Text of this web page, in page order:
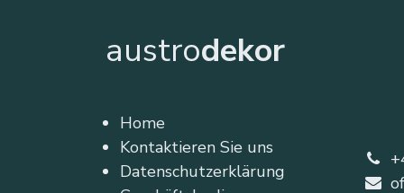
austrodekor
Home
Kontaktieren Sie uns
Datenschutzerklärung